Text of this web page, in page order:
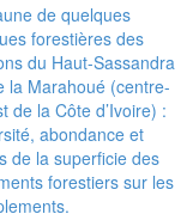
de quelques
forestières des
du Haut-Sassandra
la Marahoué (centre-
de la Côte d’Ivoire) :
abondance et
de la superficie des
forestiers sur les